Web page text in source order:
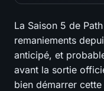
La Saison 5 de
remaniements
anticipé, et
avant la sortie
bien démarrer